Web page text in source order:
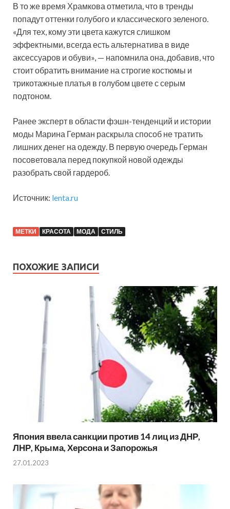
В то же время Храмкова отметила, что в тренды
попадут оттенки голубого и классического зеленого.
«Для тех, кому эти цвета кажутся слишком
эффектными, всегда есть альтернатива в виде
аксессуаров и обуви», — напомнила она, добавив, что
стоит обратить внимание на строгие костюмы и
трикотажные платья в голубом цвете с серым
подтоном.
Ранее эксперт в области фэшн-тенденций и истории
моды Марина Герман раскрыла способ не тратить
лишних денег на одежду. В первую очередь Герман
посоветовала перед покупкой новой одежды
разобрать свой гардероб.
Источник: lenta.ru
МЕТКИ КРАСОТА МОДА СТИЛЬ
ПОХОЖИЕ ЗАПИСИ
Япония ввела санкции против 14 лиц из ДНР,
ЛНР, Крыма, Херсона и Запорожья
27.01.2023